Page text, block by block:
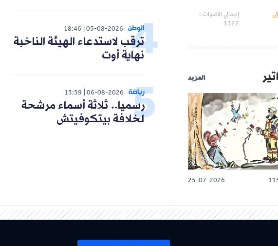
إجمالي الأصوات :
1322
المزيد
25-07-2026
الوطن 05-08-2026
18:46
ترقب لاستدعاء الهيئة الناخبة
نهاية أوت
رياضة 06-08-2026
13:59
رسميا.. ثلاثة أسماء مرشحة
لخلافة بيتكوفيتش